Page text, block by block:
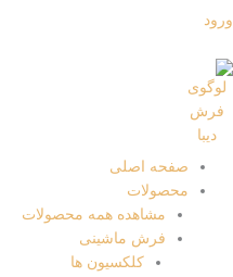
ورود
صفحه اصلی
محصولات
مشاهده همه محصولات
فرش ماشینی
کلکسیون ها